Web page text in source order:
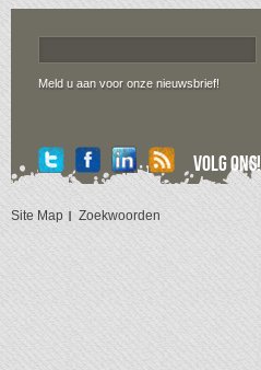
Meld u aan voor onze nieuwsbrief!
Volg ons!
Site Map Zoekwoorden